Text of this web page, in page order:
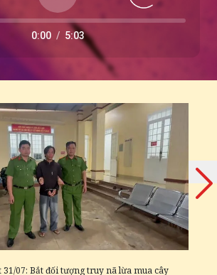
31/07: Bắt đối tượng truy nã lừa mua cây